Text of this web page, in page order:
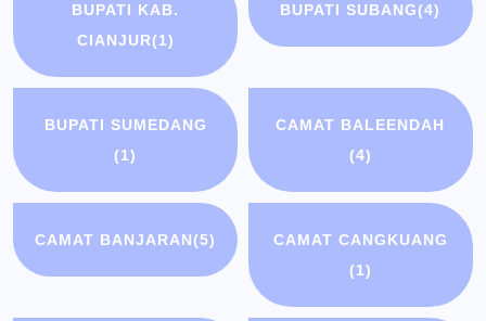
BUPATI KAB.
CIANJUR(1)
BUPATI SUBANG(4)
BUPATI SUMEDANG
(1)
CAMAT BALEENDAH
(4)
CAMAT BANJARAN(5)
CAMAT CANGKUANG
(1)